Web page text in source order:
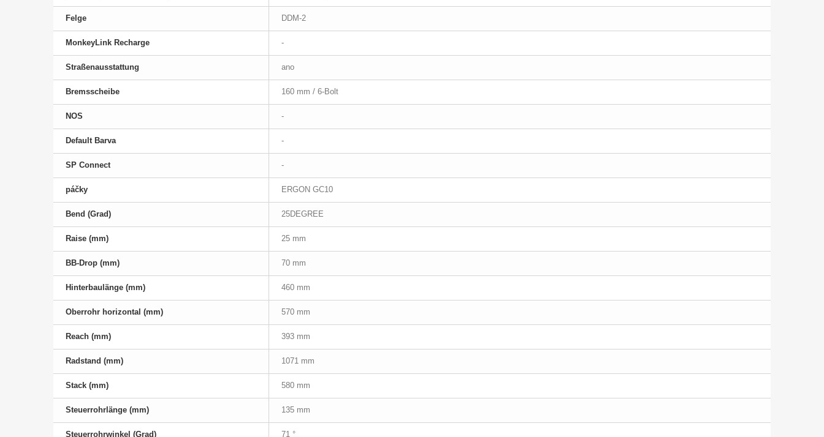
Felge DDM-2
MonkeyLink Recharge -
Straßenausstattung ano
Bremsscheibe 160 mm / 6-Bolt
NOS -
Default Barva -
SP Connect -
páčky ERGON GC10
Bend (Grad) 25DEGREE
Raise (mm) 25 mm
BB-Drop (mm) 70 mm
Hinterbaulänge (mm) 460 mm
Oberrohr horizontal (mm) 570 mm
Reach (mm) 393 mm
Radstand (mm) 1071 mm
Stack (mm) 580 mm
Steuerrohrlänge (mm) 135 mm
Steuerrohrwinkel (Grad) 71 °